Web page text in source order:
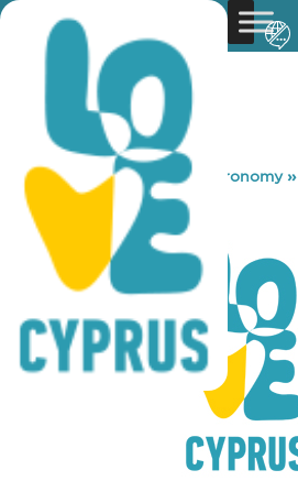
You are here: Home »Gastronomy»
BLACK CAT BAR